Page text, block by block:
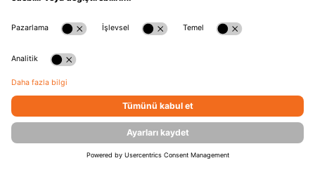
255 Beko 7613984242
D 5323 FW A3 Beko E.Eu (
İHRAÇ FAZLASI )
256 Beko
İHRAÇ FAZLASI )
258 Beko 7664787353
DFN 2400 A3 Beko Fransa (
İHRAÇ FAZLASI )
7671447353
DFN 2522 X A3 Beko Fransa (